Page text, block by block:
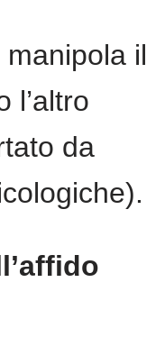
il
l’altro
da